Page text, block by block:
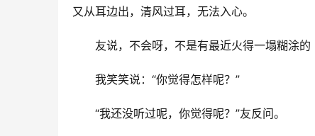
又从耳边出，清风过耳，无法入心。
友说，不会呀，不是有最近火得一塌糊涂的
我笑笑说：“你觉得怎样呢？”
“我还没听过呢，你觉得呢？”友反问。